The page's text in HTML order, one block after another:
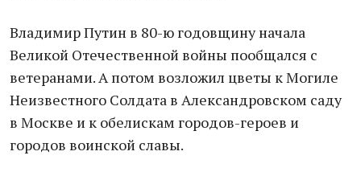
Владимир Путин в 80-ю годовщину начала
Великой Отечественной войны пообщался с
ветеранами. А потом возложил цветы к Могиле
Неизвестного Солдата в Александровском саду
в Москве и к обелискам городов-героев и
городов воинской славы.